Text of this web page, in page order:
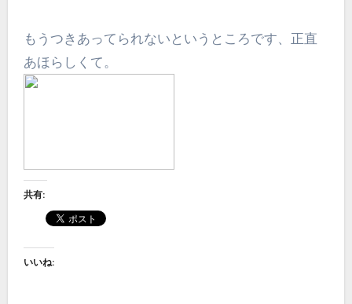
もうつきあってられないというところです、正直
あほらしくて。
共有:
いいね: